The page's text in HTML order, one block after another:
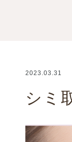
2023.03.31
シミ